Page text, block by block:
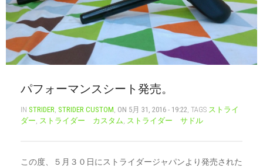
店舗情報
お問い合わせ
お買い物ガイド
CART
マイアカウント（初回登録はこちら）
ウィッシュリスト
パフォーマンスシート発売。
IN STRIDER STRIDER CUSTOM ON 5月 31, 2016 - 19:22 , TAGS ストライ
ダー ストライダー カスタム ストライダー サドル
この度、５月３０日にストライダージャパンより発売された